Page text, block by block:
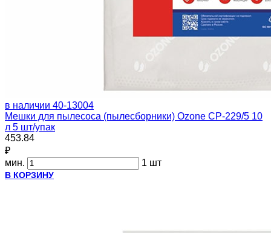
в наличии 40-13004
Мешки для пылесоса (пылесборники) Ozone CP-229/5 10
л 5 шт/упак
453.84
₽
мин.
1 шт
В КОРЗИНУ